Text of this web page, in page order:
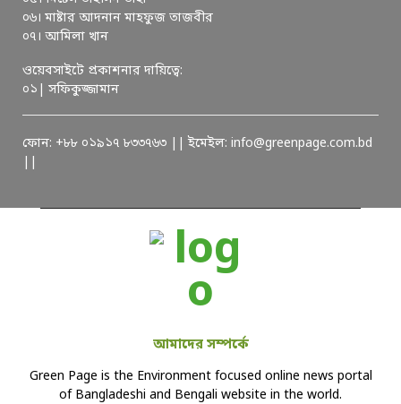
০৬। মাষ্টার আদনান মাহফুজ তাজবীর
০৭। আমিলা খান
ওয়েবসাইটে প্রকাশনার দায়িত্বে:
০১| সফিকুজ্জামান
ফোন: +৮৮ ০১৯১৭ ৮৩৩৭৬৩ || ইমেইল: info@greenpage.com.bd
আমাদের সম্পর্কে
Green Page is the Environment focused online news portal
of Bangladeshi and Bengali website in the world.